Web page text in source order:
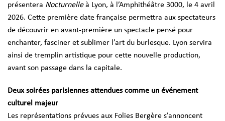
présentera Nocturnelle à Lyon, à l’Amphithéâtre 3000, le 4 avril
2026. Cette première date française permettra aux spectateurs
de découvrir en avant-première un spectacle pensé pour
enchanter, fasciner et sublimer l’art du burlesque. Lyon servira
ainsi de tremplin artistique pour cette nouvelle production,
avant son passage dans la capitale.
Deux soirées parisiennes attendues comme un événement
culturel majeur
Les représentations prévues aux Folies Bergère s’annoncent